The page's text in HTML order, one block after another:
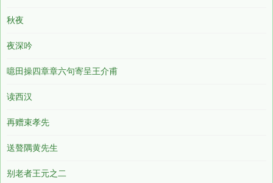
秋夜
夜深吟
噫田操四章章六句寄呈王介甫
读西汉
再赠束孝先
送聱隅黄先生
别老者王元之二